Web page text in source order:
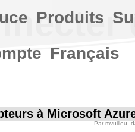
à Microsoft
Par mvuilleu ,
Produits
Français